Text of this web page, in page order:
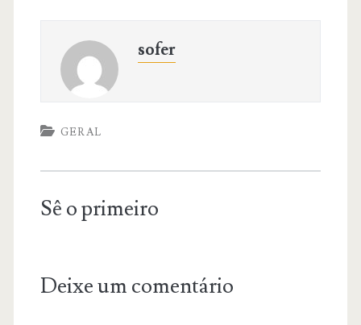
sofer
GERAL
Sê o primeiro
Deixe um comentário